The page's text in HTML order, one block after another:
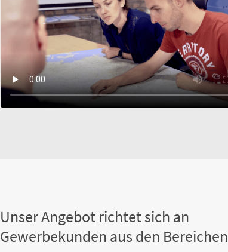
Unser Angebot richtet sich an
Gewerbekunden aus den Bereichen